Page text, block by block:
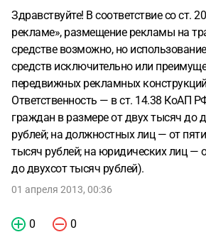
Здравствуйте! В соответствие со ст.
рекламе», размещение рекламы на
средстве возможно, но
средств исключительно или
передвижных рекламных
Ответственность — в ст. 14.38 КоАП
граждан в размере от двух тысяч до
рублей; на должностных лиц — от
тысяч рублей; на юридических лиц —
до двухсот тысяч рублей).
01 апреля 2013, 00:36
0 0